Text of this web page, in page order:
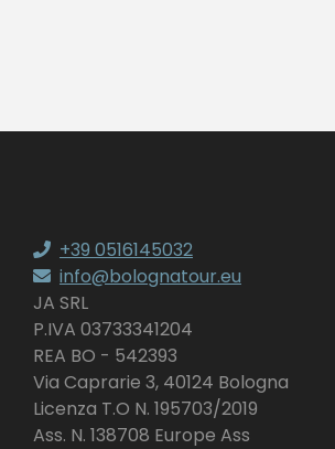
+39 0516145032
info@bolognatour.eu
JA SRL
P.IVA 03733341204
REA BO - 542393
Via Caprarie 3, 40124 Bologna
Licenza T.O N. 195703/2019
Ass. N. 138708 Europe Ass